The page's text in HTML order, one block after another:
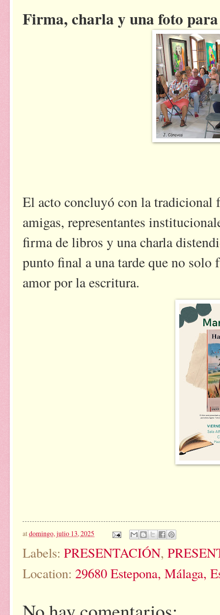
Firma, charla y una foto
El acto concluyó con la tradicional
amigas, representantes
firma de libros y una charla
punto final a una tarde que no solo
amor por la escritura.
atdomingo, julio 13, 2025
Labels: PRESENTACIÓN,
Location: 29680 Estepona, Málaga,